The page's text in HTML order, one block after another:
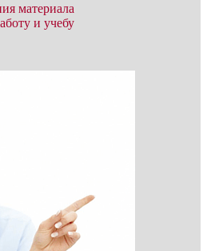
материала
и учебу